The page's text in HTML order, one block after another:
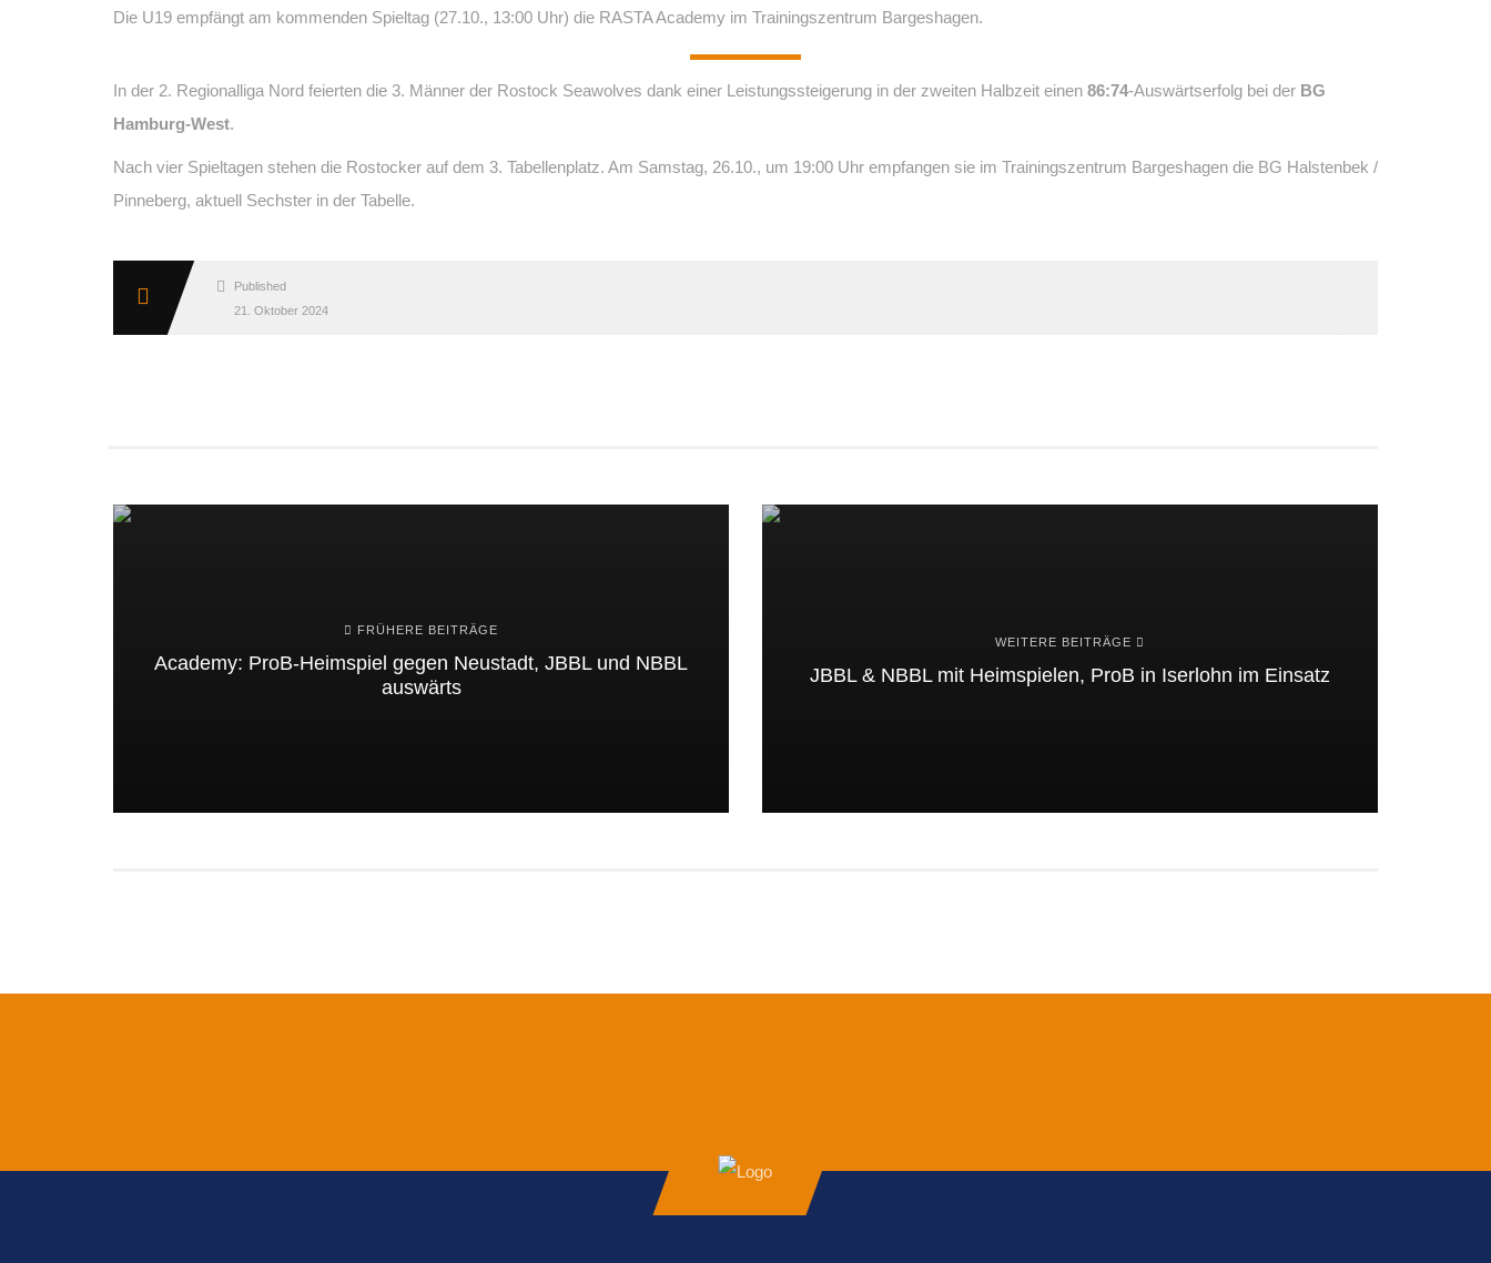
Die U19 empfängt am kommenden Spieltag (27.10., 13:00 Uhr) die RASTA Academy im Trainingszentrum Bargeshagen.
In der 2. Regionalliga Nord feierten die 3. Männer der Rostock Seawolves dank einer Leistungssteigerung in der zweiten Halbzeit einen 86:74-Auswärtserfolg bei der BG
Hamburg-West.
Nach vier Spieltagen stehen die Rostocker auf dem 3. Tabellenplatz. Am Samstag, 26.10., um 19:00 Uhr empfangen sie im Trainingszentrum Bargeshagen die BG Halstenbek /
Pinneberg, aktuell Sechster in der Tabelle.
Published
21. Oktober 2024
FRÜHERE BEITRÄGE
Academy: ProB-Heimspiel gegen Neustadt, JBBL und NBBL
auswärts
WEITERE BEITRÄGE
JBBL & NBBL mit Heimspielen, ProB in Iserlohn im Einsatz